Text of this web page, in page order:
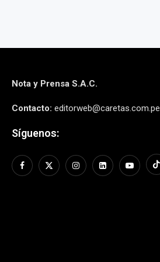
Nota y Prensa S.A.C.
Contacto: editorweb@caretas.com.pe
Síguenos: